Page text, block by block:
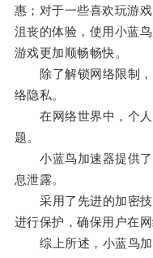
惠；对于一些喜欢玩游
沮丧的体验，使用小蓝
游戏更加顺畅畅快。
除了解锁网络限制，
络隐私。
在网络世界中，个人
题。
小蓝鸟加速器提供了
息泄露。
采用了先进的加密技
进行保护，确保用户在网
综上所述，小蓝鸟加